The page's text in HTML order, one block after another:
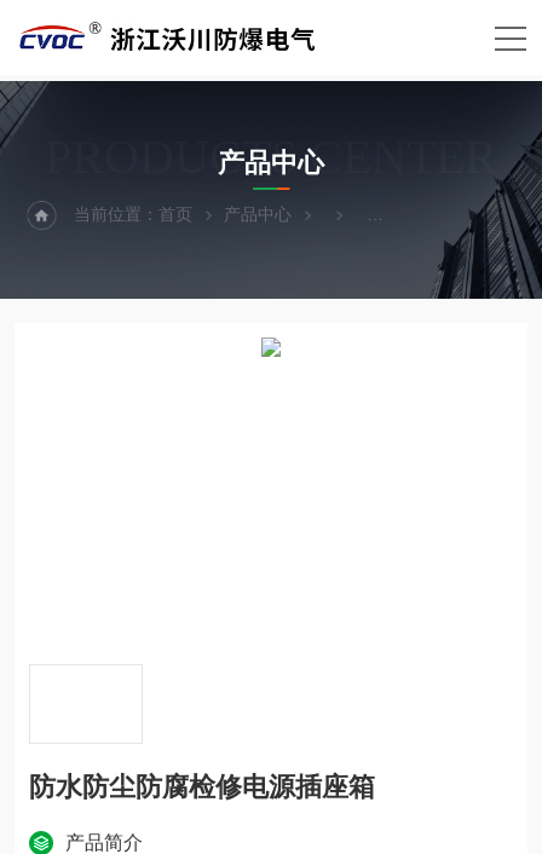
PRODUCTS CENTER
产品中心
当前位置：首页 产品中心 BXMD-K防爆电源插座箱
防水防尘防腐检修电源插座箱
产品简介